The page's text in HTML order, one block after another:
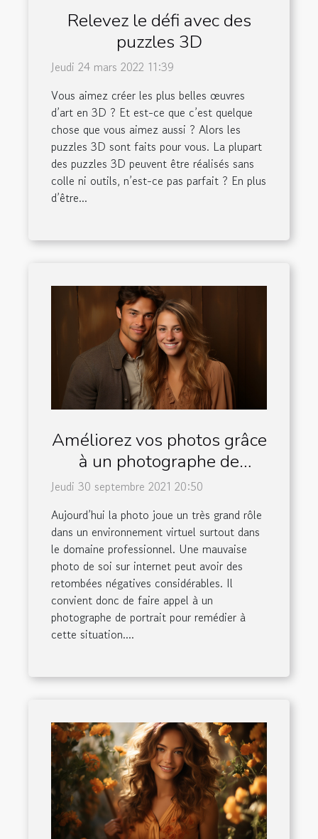
Relevez le défi avec des
puzzles 3D
Jeudi 24 mars 2022 11:39
Vous aimez créer les plus belles œuvres
d’art en 3D ? Et est-ce que c’est quelque
chose que vous aimez aussi ? Alors les
puzzles 3D sont faits pour vous. La plupart
des puzzles 3D peuvent être réalisés sans
colle ni outils, n’est-ce pas parfait ? En plus
d’être...
Améliorez vos photos grâce
à un photographe de
portrait
Jeudi 30 septembre 2021 20:50
Aujourd’hui la photo joue un très grand rôle
dans un environnement virtuel surtout dans
le domaine professionnel. Une mauvaise
photo de soi sur internet peut avoir des
retombées négatives considérables. Il
convient donc de faire appel à un
photographe de portrait pour remédier à
cette situation....